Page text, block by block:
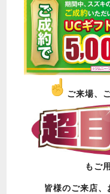
ご来場、
もご
皆様のご来店、